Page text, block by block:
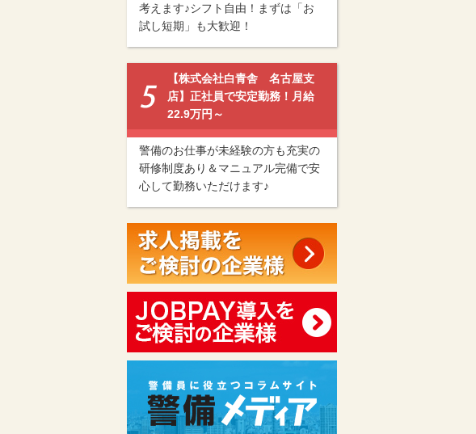
考えます♪シフト自由！まずは「お
試し短期」も大歓迎！
【株式会社白青舎 名古屋支
店】正社員で安定勤務！月給
22.9万円～
警備のお仕事が未経験の方も充実の
研修制度あり＆マニュアル完備で安
心して勤務いただけます♪